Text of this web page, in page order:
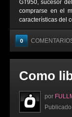
GT950, sucesor
comprarse en el
características del
0
Como
por